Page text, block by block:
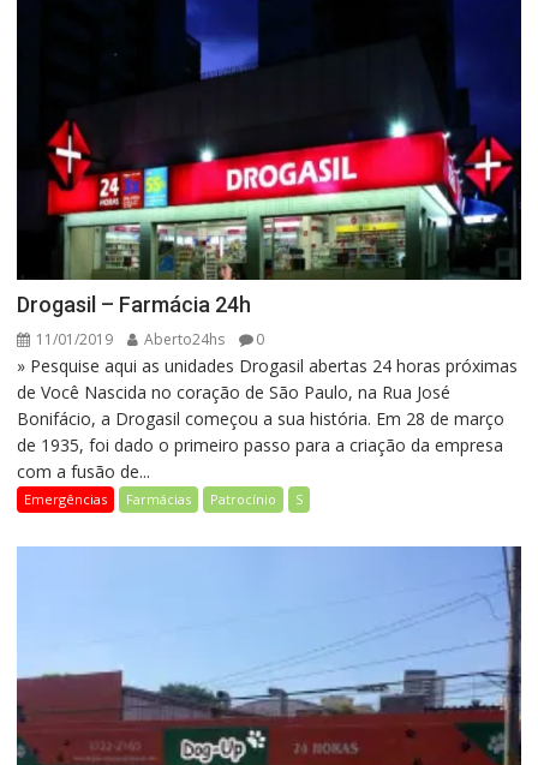
Drogasil – Farmácia 24h
11/01/2019 Aberto24hs 0
» Pesquise aqui as unidades Drogasil abertas 24 horas próximas
de Você Nascida no coração de São Paulo, na Rua José
Bonifácio, a Drogasil começou a sua história. Em 28 de março
de 1935, foi dado o primeiro passo para a criação da empresa
com a fusão de...
Emergências Farmácias Patrocínio S